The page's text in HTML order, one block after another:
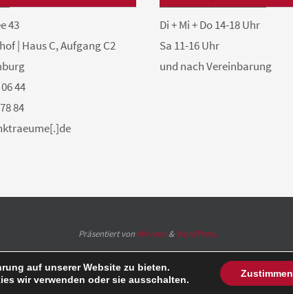
43
| Haus C, Aufgang C2
44
84
Di + Mi + Do 14-18 Uhr
Sa 11-16 Uhr
und nach Vereinbarung
Präsentiert von Nirvana & WordPress.
auf unserer Website zu bieten.
wir verwenden oder sie ausschalten.
Zustimmen